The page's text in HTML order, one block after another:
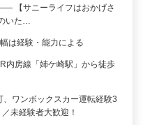
【サニーライフはおかげさ
いた…
は経験・能力による
内房線「姉ケ崎駅」から徒歩
ワンボックスカー運転経験3
未経験者大歓迎！